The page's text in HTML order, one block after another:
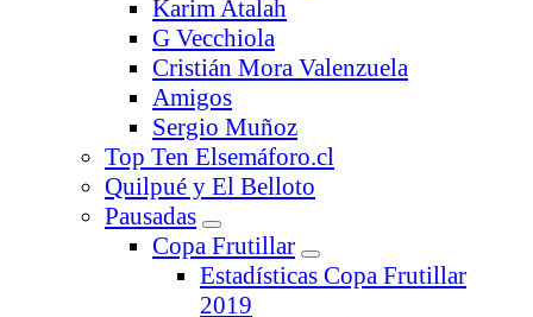
Karim Atalah
G Vecchiola
Cristián Mora Valenzuela
Amigos
Sergio Muñoz
Top Ten Elsemáforo.cl
Quilpué y El Belloto
Pausadas
Copa Frutillar
Estadísticas Copa Frutillar
2019